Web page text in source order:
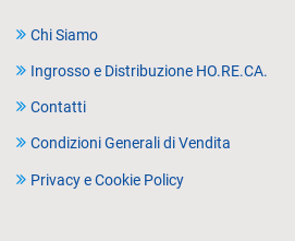
Chi Siamo
Ingrosso e Distribuzione HO.RE.CA.
Contatti
Condizioni Generali di Vendita
Privacy e Cookie Policy